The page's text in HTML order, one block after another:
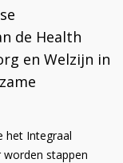
de Health
en Welzijn in
het Integraal
stappen